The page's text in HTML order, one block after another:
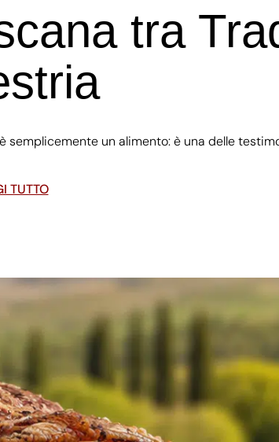
tra
semplicemente un alimento: è una delle
TUTTO